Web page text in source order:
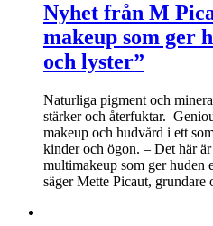
Nyhet från M
makeup som ger
och lyster”
Naturliga pigment och
stärker och återfuktar.
makeup och hudvård i ett
kinder och ögon. – Det här
multimakeup som ger huden
säger Mette Picaut,